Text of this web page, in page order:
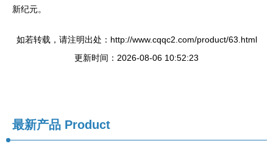
新纪元。
如若转载，请注明出处：http://www.cqqc2.com/product/63.html
更新时间：2026-08-06 10:52:23
最新产品 Product